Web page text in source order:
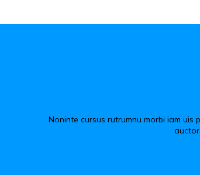
Noninte cursus rutrumnu morbi iam